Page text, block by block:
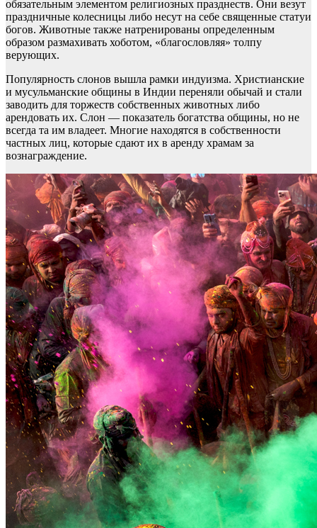
обязательным элементом религиозных празднеств. Они везут
праздничные колесницы либо несут на себе священные статуи
богов. Животные также натренированы определенным
образом размахивать хоботом, «благословляя» толпу
верующих.
Популярность слонов вышла рамки индуизма. Христианские
и мусульманские общины в Индии переняли обычай и стали
заводить для торжеств собственных животных либо
арендовать их. Слон — показатель богатства общины, но не
всегда та им владеет. Многие находятся в собственности
частных лиц, которые сдают их в аренду храмам за
вознаграждение.